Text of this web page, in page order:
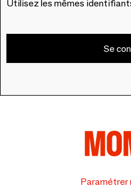
Utilisez les mêmes
Se
Paramétrer